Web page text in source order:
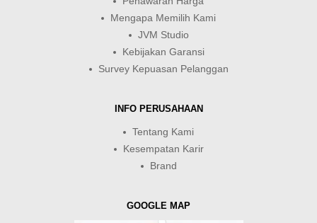
Mengapa Memilih Kami
JVM Studio
Kebijakan Garansi
Survey Kepuasan Pelanggan
INFO PERUSAHAAN
Tentang Kami
Kesempatan Karir
Brand
GOOGLE MAP